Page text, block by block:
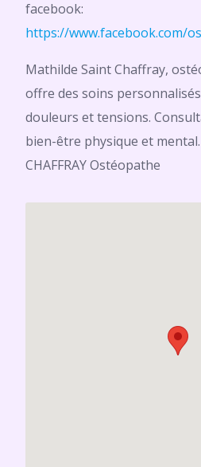
facebook:
https://www.facebook.com/
Mathilde Saint Chaffray,
offre des soins
douleurs et tensions.
bien-être physique et
CHAFFRAY Ostéopathe